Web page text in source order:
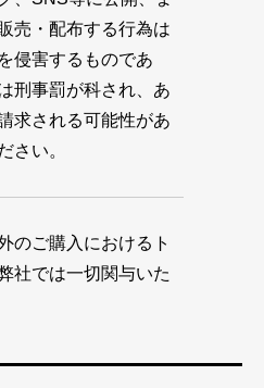
売・配布する行為は
侵害するものであ
刑事罰が科され、あ
求される可能性があ
さい。
のご購入におけるト
社では一切関与いた